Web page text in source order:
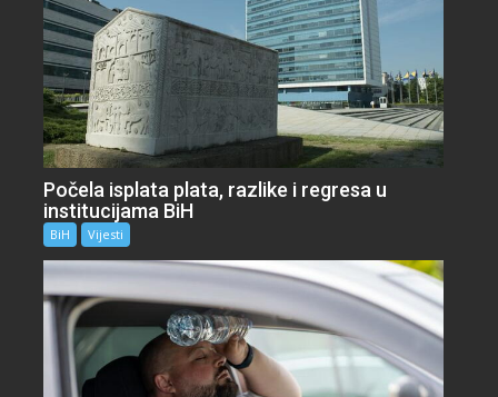
Počela isplata plata, razlike i regresa u
institucijama BiH
BiH Vijesti